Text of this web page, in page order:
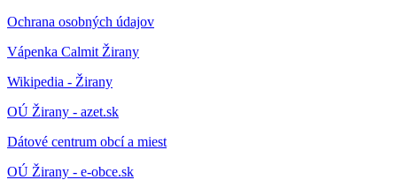
Ochrana osobných údajov
Vápenka Calmit Žirany
Wikipedia - Žirany
OÚ Žirany - azet.sk
Dátové centrum obcí a miest
OÚ Žirany - e-obce.sk